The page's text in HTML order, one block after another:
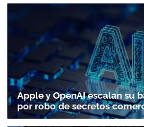
Apple y OpenAI escalan su
por robo de secretos